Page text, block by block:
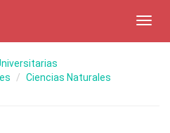
Ciencias Naturales